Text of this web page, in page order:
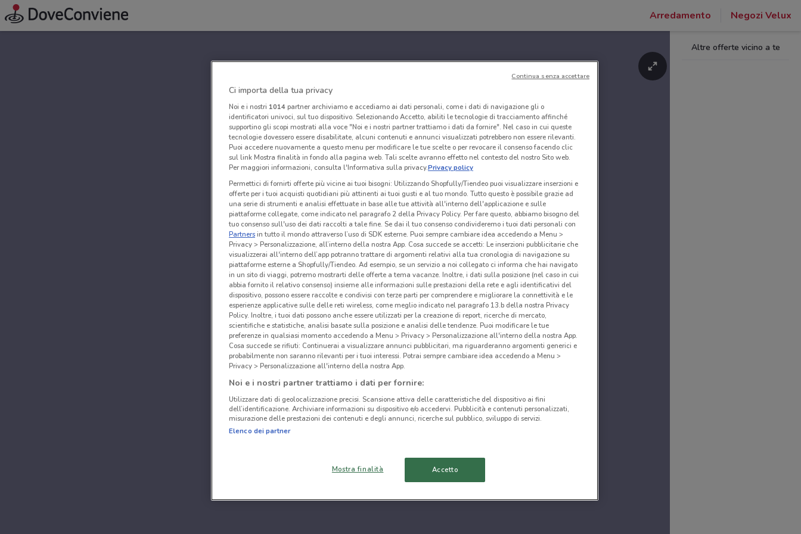
Arredamento Negozi Velux
Altre offerte vicino a te
Ci importa della tua privacy
Noi e i nostri 1014partner archiviamo e accediamo ai dati personali, come i dati di navigazione gli o
identificatori univoci, sul tuo dispositivo. Selezionando Accetto, abiliti le tecnologie di tracciamento affinché
supportino gli scopi mostrati alla voce "Noi e i nostri partner trattiamo i dati da fornire". Nel caso in cui queste
tecnologie dovessero essere disabilitate, alcuni contenuti e annunci visualizzati potrebbero non essere rilevanti.
Puoi accedere nuovamente a questo menu per modificare le tue scelte o per revocare il consenso facendo clic
sul link Mostra finalità in fondo alla pagina web. Tali scelte avranno effetto nel contesto del nostro Sito web.
Per maggiori informazioni, consulta l'Informativa sulla privacy.Privacy policy
Permettici di fornirti offerte più vicine ai tuoi bisogni: Utilizzando Shopfully/Tiendeo puoi visualizzare inserzioni e
offerte per i tuoi acquisti quotidiani più attinenti ai tuoi gusti e al tuo mondo. Tutto questo è possibile grazie ad
una serie di strumenti e analisi effettuate in base alle tue attività all'interno dell'applicazione e sulle
piattaforme collegate, come indicato nel paragrafo 2 della Privacy Policy. Per fare questo, abbiamo bisogno del
tuo consenso sull'uso dei dati raccolti a tale fine. Se dai il tuo consenso condivideremo i tuoi dati personali con
Partnersin tutto il mondo attraverso l’uso di SDK esterne. Puoi sempre cambiare idea accedendo a Menu >
Privacy > Personalizzazione, all’interno della nostra App. Cosa succede se accetti: Le inserzioni pubblicitarie che
visualizzerai all'interno dell’app potranno trattare di argomenti relativi alla tua cronologia di navigazione su
piattaforme esterne a Shopfully/Tiendeo. Ad esempio, se un servizio a noi collegato ci informa che hai navigato
in un sito di viaggi, potremo mostrarti delle offerte a tema vacanze. Inoltre, i dati sulla posizione (nel caso in cui
abbia fornito il relativo consenso) insieme alle informazioni sulle prestazioni della rete e agli identificativi del
dispositivo, possono essere raccolte e condivisi con terze parti per comprendere e migliorare la connettività e le
esperienze applicative sulle delle reti wireless, come meglio indicato nel paragrafo 13.b della nostra Privacy
Policy. Inoltre, i tuoi dati possono anche essere utilizzati per la creazione di report, ricerche di mercato,
scientifiche e statistiche, analisi basate sulla posizione e analisi delle tendenze. Puoi modificare le tue
preferenze in qualsiasi momento accedendo a Menu > Privacy > Personalizzazione all'interno della nostra App.
Cosa succede se rifiuti: Continuerai a visualizzare annunci pubblicitari, ma riguarderanno argomenti generici e
probabilmente non saranno rilevanti per i tuoi interessi. Potrai sempre cambiare idea accedendo a Menu >
Privacy > Personalizzazione all'interno della nostra App.
Noi e i nostri partner trattiamo i dati per fornire:
Utilizzare dati di geolocalizzazione precisi. Scansione attiva delle caratteristiche del dispositivo ai fini
dell’identificazione. Archiviare informazioni su dispositivo e/o accedervi. Pubblicità e contenuti personalizzati,
misurazione delle prestazioni dei contenuti e degli annunci, ricerche sul pubblico, sviluppo di servizi.
Elenco dei partner
Mostra finalità Accetto
Continua senza accettare